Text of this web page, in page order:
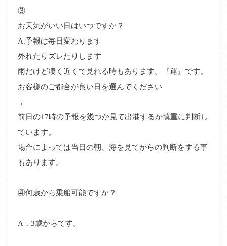
③
お天気がいい日はいつですか？
A.予報は毎日変わります
外れたりズレたりします
雨だけど凄く近くで見れる時もあります。『運』です。
お客様のご都合が良い日を選んでください
，
前日の17時の予報を幾つか見て出港するか慎重に判断し
ています。
場合によっては当日の朝、海を見てからの判断をする事
もあります。
④何歳から乗船可能ですか？
A．3歳からです。